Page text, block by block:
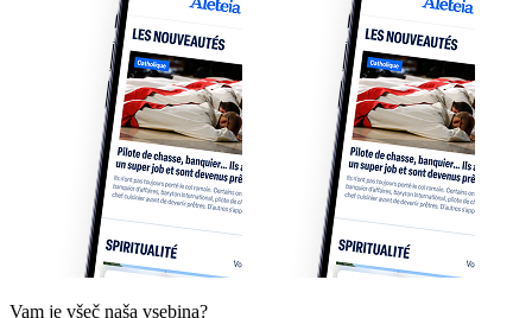
Vam je všeč naša vsebina?